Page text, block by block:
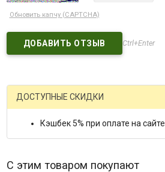
Обновить капчу (CAPTCHA)
Ctrl+Enter
ДОСТУПНЫЕ СКИДКИ
Кэшбек 5% при оплате на сайте
С этим товаром покупают